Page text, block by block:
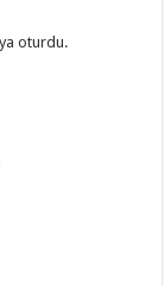
oturdu.